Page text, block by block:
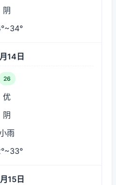
阴
14日
26
优
阴
雨
15日